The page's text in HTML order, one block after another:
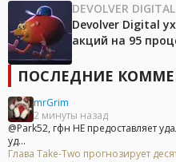
DEVOLVER DIGITAL
Devolver Digital
акций на 95
ПОСЛЕДНИЕ
mrGrim
2 минуты назад
@Park52, гфн НЕ предоставляет
уд...
Глава Take-Two прогнозирует